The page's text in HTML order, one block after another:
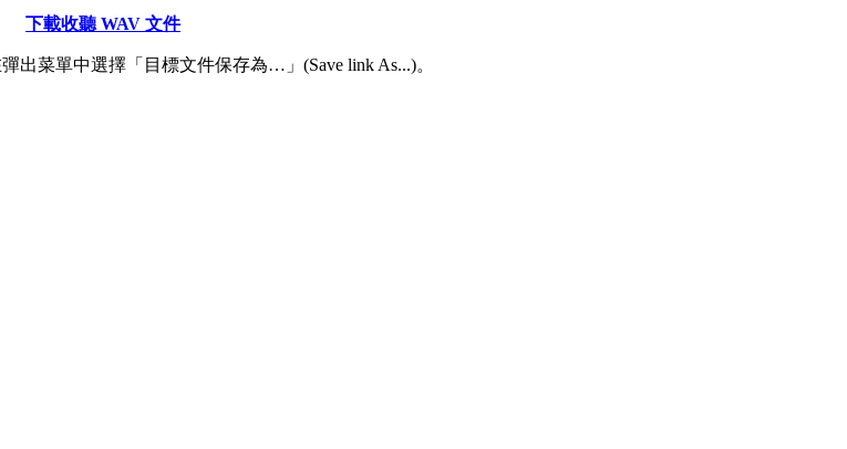
下載收聽 WAV 文件
出菜單中選擇「目標文件保存為…」(Save link As...)。